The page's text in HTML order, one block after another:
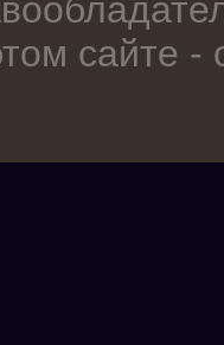
сайте